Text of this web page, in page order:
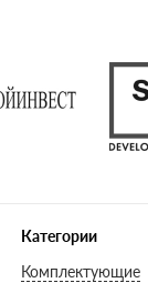
Категории
Комплектующие